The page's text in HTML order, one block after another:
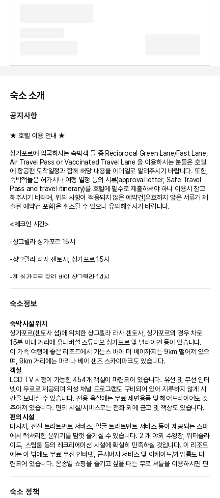
숙소 소개
공지사항
★ 호텔 이용 안내 ★
싱가포르에 입국하시는 숙박객 들 중 Reciprocal Green Lane/Fast Lane,
Air Travel Pass or Vaccinated Travel Lane 을 이용하시는 분들은 호텔
에 항공편 도착일정과 함께 해당 내용을 이메일로 알려주시기 바랍니다. 또한,
숙박객들은 허가서나 여행 일정 등의 서류(approval letter, Safe Travel
Pass and travel itinerary)를 호텔에 필수로 제출하셔야 하니 이용시 참고
해주시기 바라며, 위의 사항이 적용되지 않은 예약건(유효하지 않은 서류가 제
출된 예약건 포함)은 취소될 수 있으니 유의해주시기 바랍니다.
<체크인 시간>
-샹그릴라 싱가포르 15시
-샹그릴라 라사 센토사, 싱가포르 15시
-젠 싱가포르 탕린 바이 샹그릴라 14시
★ 파노라믹 룸(PANORAMIC ROOM)은 안전상의 이유로 어린이 동반이 불
가하오니 예약시 주의 바랍니다. ★
※ 해당 호텔은 요금조건에 따라 각각의 아동추가요금이 매우 상이합니다. 아
동이 동반되는 예약 진행 시 추가 요금 사전에 인폼 받으시고 예약 부탁드립니
다.
숙소정보
숙박 시설 위치
싱가포르(센토사 섬)에 위치한 샹그릴라 라사 센토사, 싱가포르의 경우 차로
15분 이내 거리에 유니버설 스튜디오 싱가포르 및 멀라이언 등이 있습니다.
이 가족 여행에 좋은 리조트에서 가든스 바이 더 베이까지는 9km 떨어져 있으
며, 9km 거리에는 마리나 베이 샌즈 스카이파크도 있습니다.
객실
LCD TV 시청이 가능한 454개 객실이 마련되어 있습니다. 유선 및 무선 인터
넷이 무료로 제공되며 위성 채널 프로그램도 구비되어 있어 지루하지 않게 시
간을 보내실 수 있습니다. 전용 욕실에는 무료 세면용품 및 헤어드라이어도 갖
추어져 있습니다. 편의 시설/서비스로는 전화 외에 금고 및 책상도 있습니다.
편의 시설
마사지, 전신 트리트먼트 서비스, 얼굴 트리트먼트 서비스 등이 제공되는 스파
에서 럭셔리한 분위기를 맘껏 즐기실 수 있습니다. 2 개 야외 수영장, 워터슬라
이드, 스팀룸 등의 레크리에이션 시설에 확실히 만족하실 것입니다. 이 리조트
에는 이 밖에도 무료 무선 인터넷, 콘시어지 서비스 및 아케이드/게임룸도 마
련되어 있습니다. 온종일 쇼핑을 즐기고 싶을 때는 무료 셔틀을 이용하시면 편
이 리조트에는 4 개의 레스토랑이 있으며 이중 하나인 Silver Shell Cafe에
숙소 정책